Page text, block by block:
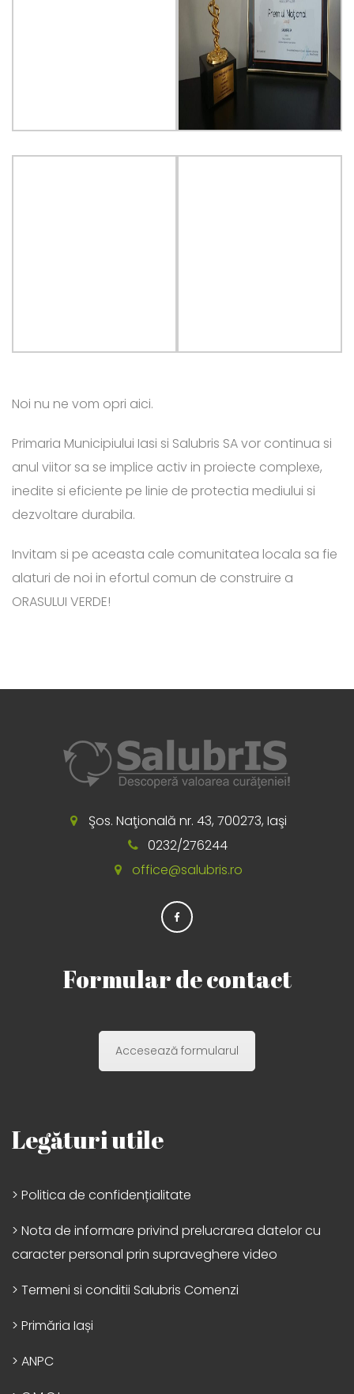
Noi nu ne vom opri aici.
Primaria Municipiului Iasi si Salubris SA vor continua si
anul viitor sa se implice activ in proiecte complexe,
inedite si eficiente pe linie de protectia mediului si
dezvoltare durabila.
Invitam si pe aceasta cale comunitatea locala sa fie
alaturi de noi in efortul comun de construire a
ORASULUI VERDE!
Şos. Naţională nr. 43, 700273, Iaşi
0232/276244
office@salubris.ro
Formular de contact
Accesează formularul
Legături utile
> Politica de confidențialitate
> Nota de informare privind prelucrarea datelor cu
caracter personal prin supraveghere video
> Termeni si conditii Salubris Comenzi
> Primăria Iași
> ANPC